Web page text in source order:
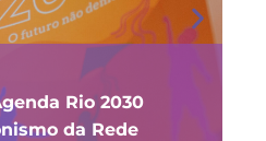
Rio 2030
da Rede